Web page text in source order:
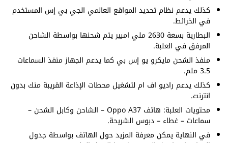
كذلك يدعم نظام تحديد المواقع العالمي الجي بي إس المستخدم
في الخرائط.
البطارية بسعة 2630 ملي امبير يتم شحنها بواسطة الشاحن
المرفق في العلبة.
منفذ الشحن مايكرو يو إس بي كما يدعم الجهاز منفذ السماعات
3.5 ملم.
كذلك يدعم راديو اف ام لتشغيل محطات الإذاعة القريبة منك بدون
انترنت.
محتويات العلبة: هاتف Oppo A37 – الشاحن وكابل الشحن –
سماعات – غطاء – دبوس الشريحة.
في النهاية يمكن معرفة المزيد حول الهاتف بواسطة جدول